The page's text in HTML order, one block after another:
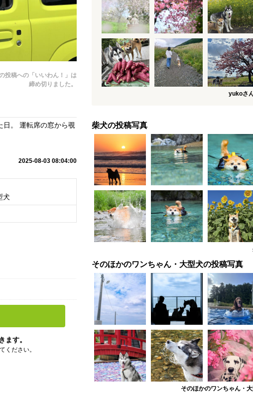
投稿への「いいわん！」は
締め切りました。
日。 運転席の窓から覗
2025-08-03 08:04:00
犬
ます。
ください。
yukoさ
柴犬の投稿写真
そのほかのワンちゃん・大型犬の投稿写真
そのほかのワンちゃん・